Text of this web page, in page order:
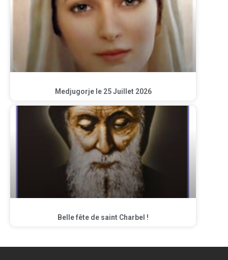
Medjugorje le 25 Juillet 2026
Belle fête de saint Charbel !